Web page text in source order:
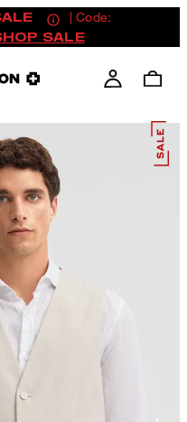
| Code:
SALE